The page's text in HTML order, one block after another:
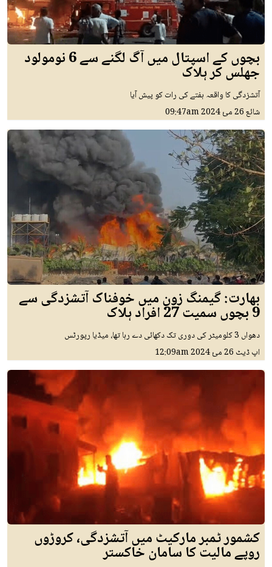
بچوں کے اسپتال میں آگ لگنے سے 6 نومولود
جھلس کر ہلاک
آتشزدگی کا واقعہ ہفتے کی رات کو پیش آیا
شائع26 مئ 2024 09:47am
بھارت: گیمنگ زون میں خوفناک آتشزدگی سے
9 بچوں سمیت 27 افراد ہلاک
دھواں 3 کلومیٹر کی دوری تک دکھائی دے رہا تھا، میڈیا رپورٹس
اپ ڈیٹ 26 مئ 2024 12:09am
کشمور ٹمبر مارکیٹ میں آتشزدگی، کروڑوں
روپے مالیت کا سامان خاکستر